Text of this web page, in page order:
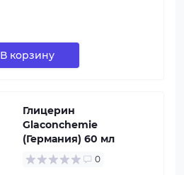
В корзину
Глицерин
Glaconchemie
(Германия) 60 мл
0